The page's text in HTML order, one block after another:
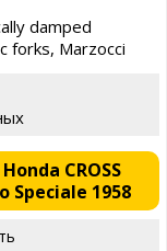
damped
forks, Marzocci
CROSS
Speciale 1958